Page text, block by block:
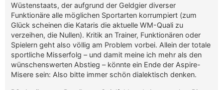
Wüstenstaats, der aufgrund der Geldgier diverser
Funktionäre alle möglichen Sportarten korrumpiert (zum
Glück scheinen die Kataris die aktuelle WM-Quali zu
verzeihen, die Nullen). Kritik an Trainer, Funktionären oder
Spielern geht also völlig am Problem vorbei. Allein der totale
sportliche Misserfolg – und damit meine ich mehr als den
wünschenswerten Abstieg – könnte ein Ende der Aspire-
Misere sein: Also bitte immer schön dialektisch denken.